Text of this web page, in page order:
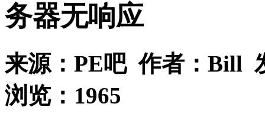
务器无响应
来源： PE吧作者： Bill
浏览： 1965